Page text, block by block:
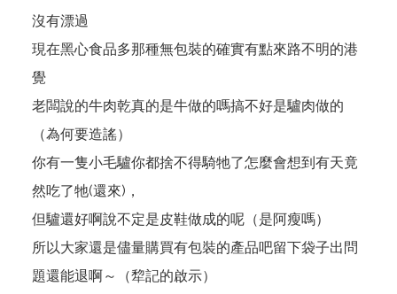
沒有漂過
現在黑心食品多那種無包裝的確實有點來路不明的港
覺
老闆說的牛肉乾真的是牛做的嗎搞不好是驢肉做的
（為何要造謠）
你有一隻小毛驢你都捨不得騎牠了怎麼會想到有天竟
然吃了牠(還來)，
但驢還好啊說不定是皮鞋做成的呢（是阿瘦嗎）
所以大家還是儘量購買有包裝的產品吧留下袋子出問
題還能退啊～（犂記的啟示）